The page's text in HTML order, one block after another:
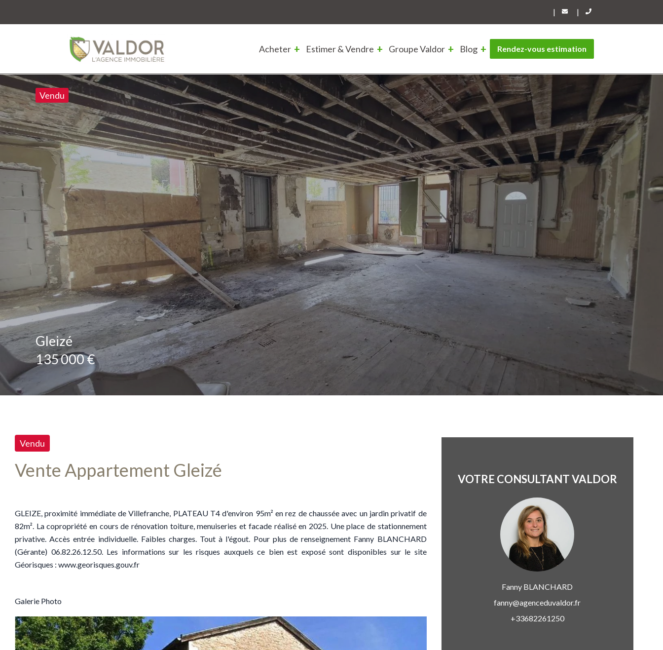
| |
Acheter Estimer & Vendre Groupe Valdor Blog Rendez-vous estimation
Vendu
Gleizé
135 000 €
Vendu
Vente Appartement Gleizé
GLEIZE, proximité immédiate de Villefranche, PLATEAU T4 d'environ 95m² en rez de chaussée avec un jardin privatif de
82m². La copropriété en cours de rénovation toiture, menuiseries et facade réalisé en 2025. Une place de stationnement
privative. Accès entrée individuelle. Faibles charges. Tout à l'égout. Pour plus de renseignement Fanny BLANCHARD
(Gérante) 06.82.26.12.50. Les informations sur les risques auxquels ce bien est exposé sont disponibles sur le site
Géorisques : www.georisques.gouv.fr
Galerie Photo
VOTRE CONSULTANT VALDOR
Fanny BLANCHARD
fanny@agenceduvaldor.fr
+33682261250